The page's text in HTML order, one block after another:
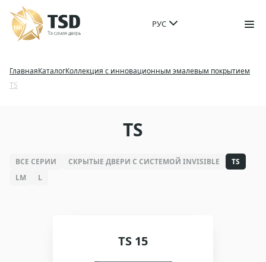
РУС
ГлавнаяКаталогКоллекция с инновационным эмалевым покрытием
TS
TS
ВСЕ СЕРИИ СКРЫТЫЕ ДВЕРИ С СИСТЕМОЙ INVISIBLE
TS
LM
L
TS 15